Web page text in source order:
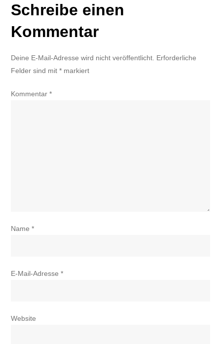
Schreibe einen
Kommentar
Deine E-Mail-Adresse wird nicht veröffentlicht. Erforderliche
Felder sind mit* markiert
Kommentar*
Name*
E-Mail-Adresse*
Website